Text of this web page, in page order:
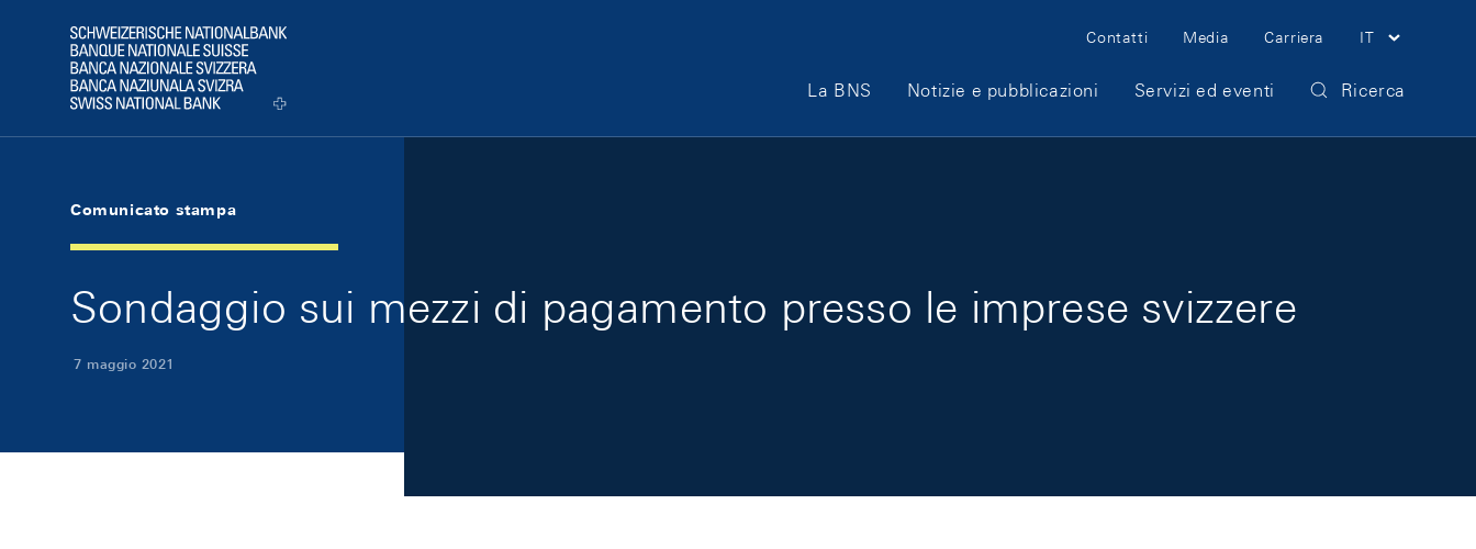
Logo
Meta Navigation
Contatti Media Carriera IT
Main Navigation
La BNS Notizie e pubblicazioni Servizi ed eventi Ricerca
Comunicato stampa
Sondaggio sui mezzi di pagamento presso le imprese svizzere
7 maggio 2021